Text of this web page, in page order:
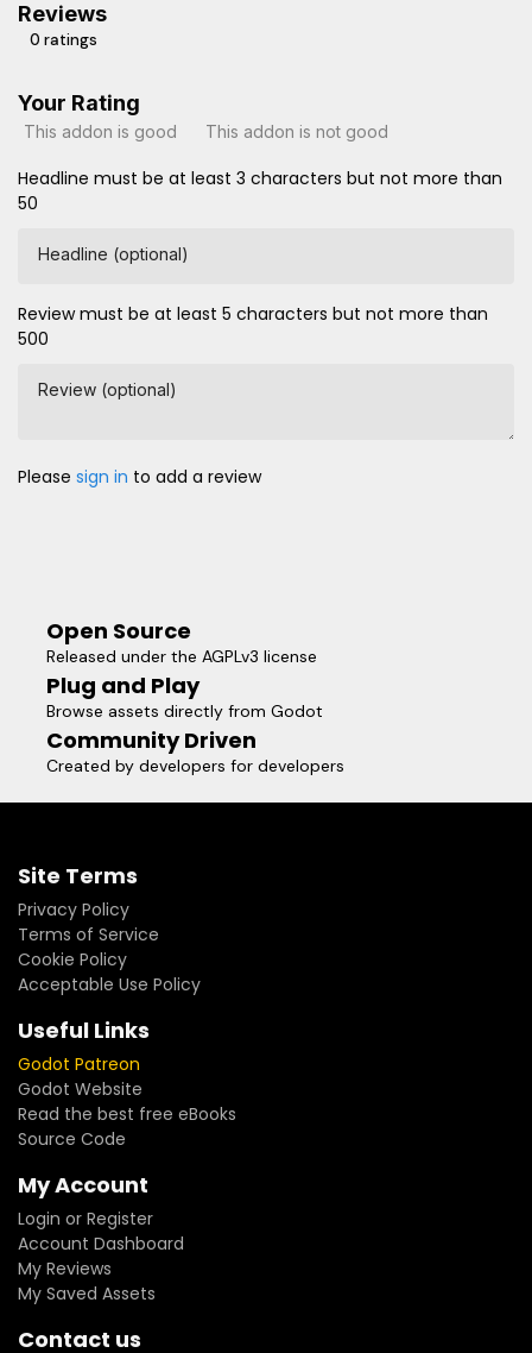
Reviews
0 ratings
Your Rating
This addon is good This addon is not good
Headline must be at least 3 characters but not more than
50
Headline (optional)
Review must be at least 5 characters but not more than
500
Review (optional)
Please sign in to add a review
Open Source
Released under the AGPLv3 license
Plug and Play
Browse assets directly from Godot
Community Driven
Created by developers for developers
Site Terms
Privacy Policy
Terms of Service
Cookie Policy
Acceptable Use Policy
Useful Links
Godot Patreon
Godot Website
Read the best free eBooks
Source Code
My Account
Login or Register
Account Dashboard
My Reviews
My Saved Assets
Contact us